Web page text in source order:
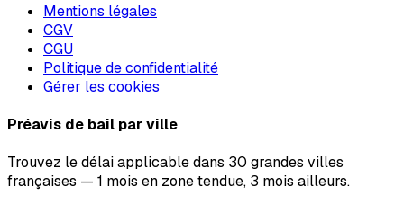
Mentions légales
CGV
CGU
Politique de confidentialité
Gérer les cookies
Préavis de bail par ville
Trouvez le délai applicable dans 30 grandes villes
françaises — 1 mois en zone tendue, 3 mois ailleurs.